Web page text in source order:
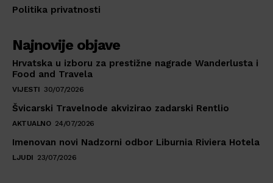
Politika privatnosti
Najnovije objave
Hrvatska u izboru za prestižne nagrade Wanderlusta i
Food and Travela
VIJESTI 30/07/2026
Švicarski Travelnode akvizirao zadarski Rentlio
AKTUALNO 24/07/2026
Imenovan novi Nadzorni odbor Liburnia Riviera Hotela
LJUDI 23/07/2026